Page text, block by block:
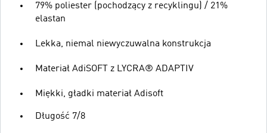
79% poliester (pochodzący z recyklingu) / 21%
elastan
Lekka, niemal niewyczuwalna konstrukcja
Materiał AdiSOFT z LYCRA® ADAPTIV
Miękki, gładki materiał Adisoft
Długość 7/8